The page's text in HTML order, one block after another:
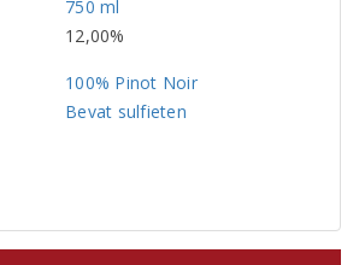
750 ml
12,00%
100% Pinot Noir
Bevat sulfieten